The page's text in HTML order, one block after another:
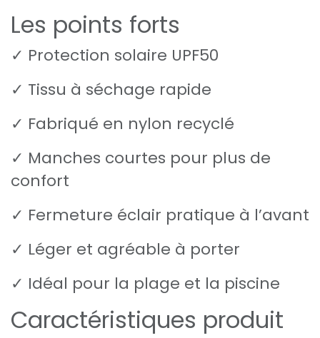
Les points forts
✓ Protection solaire UPF50
✓ Tissu à séchage rapide
✓ Fabriqué en nylon recyclé
✓ Manches courtes pour plus de
confort
✓ Fermeture éclair pratique à l’avant
✓ Léger et agréable à porter
✓ Idéal pour la plage et la piscine
Caractéristiques produit